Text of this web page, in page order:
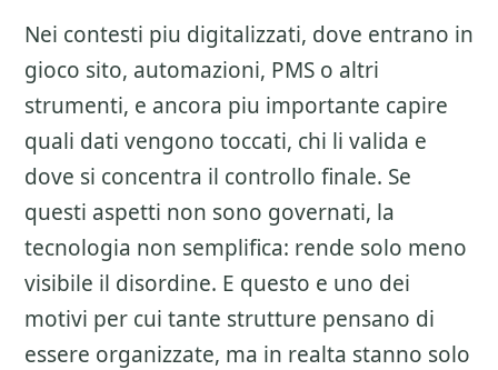
Nei contesti piu digitalizzati, dove entrano in
gioco sito, automazioni, PMS o altri
strumenti, e ancora piu importante capire
quali dati vengono toccati, chi li valida e
dove si concentra il controllo finale. Se
questi aspetti non sono governati, la
tecnologia non semplifica: rende solo meno
visibile il disordine. E questo e uno dei
motivi per cui tante strutture pensano di
essere organizzate, ma in realta stanno solo